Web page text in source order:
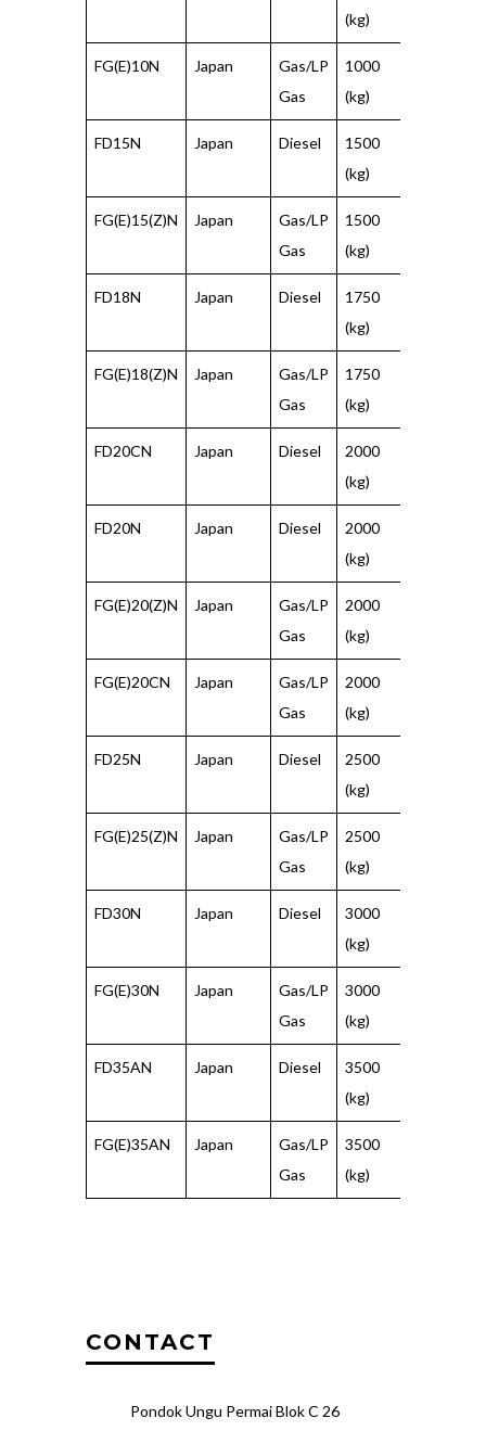
(kg)
FG(E)10N Japan
Gas/LP
Gas
1000
(kg)
FD15N Japan Diesel
1500
(kg)
FG(E)15(Z)N Japan
Gas/LP
Gas
1500
(kg)
FD18N Japan Diesel
1750
(kg)
FG(E)18(Z)N Japan
Gas/LP
Gas
1750
(kg)
FD20CN Japan Diesel
2000
(kg)
FD20N Japan Diesel
2000
(kg)
FG(E)20(Z)N Japan
Gas/LP
Gas
2000
(kg)
FG(E)20CN Japan
Gas/LP
Gas
2000
(kg)
FD25N Japan Diesel
2500
(kg)
FG(E)25(Z)N Japan
Gas/LP
Gas
2500
(kg)
FD30N Japan Diesel
3000
(kg)
FG(E)30N Japan
Gas/LP
Gas
3000
(kg)
FD35AN Japan Diesel
3500
(kg)
FG(E)35AN Japan
Gas/LP
Gas
3500
(kg)
CONTACT
Pondok Ungu Permai Blok C 26